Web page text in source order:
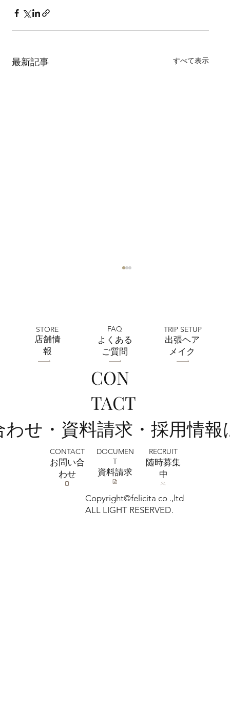
最新記事 すべて表示
フォトウェディング前に準備するポイン
ト5選 撮影前にやっておきたいこと｜フ
ォトスタジオミルフィーユ浦和店
Copyright©felicita co .,ltd
ALL LIGHT RESERVED.
CON
TACT
せ・資料請求・採用情
CONTACT
お問い合
わせ
DOCUMEN
T
​資料請求
RECRUIT
​随時募集
中
STORE
​店舗情
報
FAQ
よくある
ご質問
TRIP SETUP
出張ヘア
メイク